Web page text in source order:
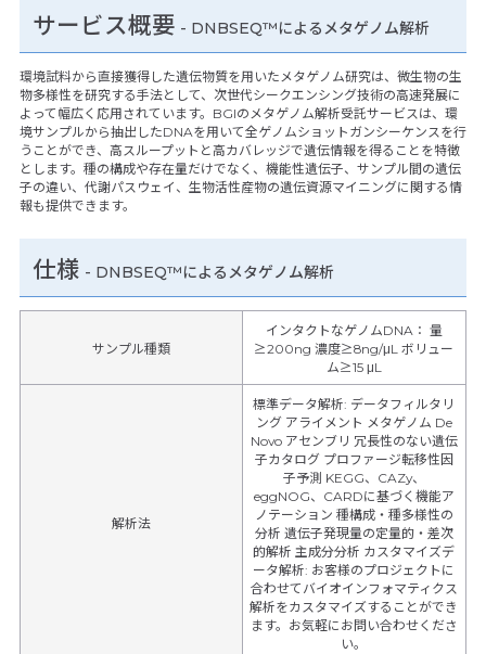
サービス概要 - DNBSEQ™によるメタゲノム解析
環境試料から直接獲得した遺伝物質を用いたメタゲノム研究は、微生物の生
物多様性を研究する手法として、次世代シークエンシング技術の高速発展に
よって幅広く応用されています。BGIのメタゲノム解析受託サービスは、環
境サンプルから抽出したDNAを用いて全ゲノムショットガンシーケンスを行
うことができ、高スループットと高カバレッジで遺伝情報を得ることを特徴
とします。種の構成や存在量だけでなく、機能性遺伝子、サンプル間の遺伝
子の違い、代謝パスウェイ、生物活性産物の遺伝資源マイニングに関する情
報も提供できます。
仕様 - DNBSEQ™によるメタゲノム解析
サンプル種類
インタクトなゲノムDNA： 量
≥200ng 濃度≥8ng/μL ボリュー
ム≥15 μL
解析法
標準データ解析: データフィルタリ
ング アライメント メタゲノム De
Novo アセンブリ 冗長性のない遺伝
子カタログ プロファージ転移性因
子予測 KEGG、CAZy、
eggNOG、CARDに基づく機能ア
ノテーション 種構成・種多様性の
分析 遺伝子発現量の定量的・差次
的解析 主成分分析 カスタマイズデ
ータ解析: お客様のプロジェクトに
合わせてバイオインフォマティクス
解析をカスタマイズすることができ
ます。お気軽にお問い合わせくださ
い。